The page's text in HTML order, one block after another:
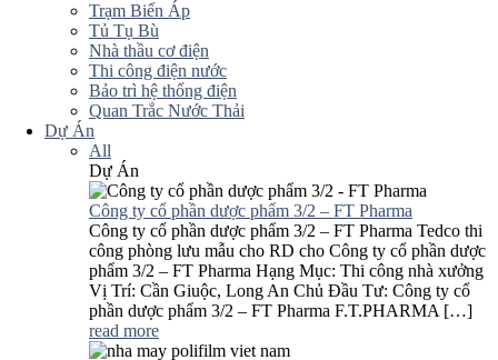
Trạm Biến Áp
Tủ Tụ Bù
Nhà thầu cơ điện
Thi công điện nước
Bảo trì hệ thống điện
Quan Trắc Nước Thải
Dự Án
All
Dự Án
Công ty cổ phần dược phẩm 3/2 – FT Pharma
Công ty cổ phần dược phẩm 3/2 – FT Pharma Tedco thi
công phòng lưu mẫu cho RD cho Công ty cổ phần dược
phẩm 3/2 – FT Pharma Hạng Mục: Thi công nhà xưởng
Vị Trí: Cần Giuộc, Long An Chủ Đầu Tư: Công ty cổ
phần dược phẩm 3/2 – FT Pharma F.T.PHARMA […]
read more